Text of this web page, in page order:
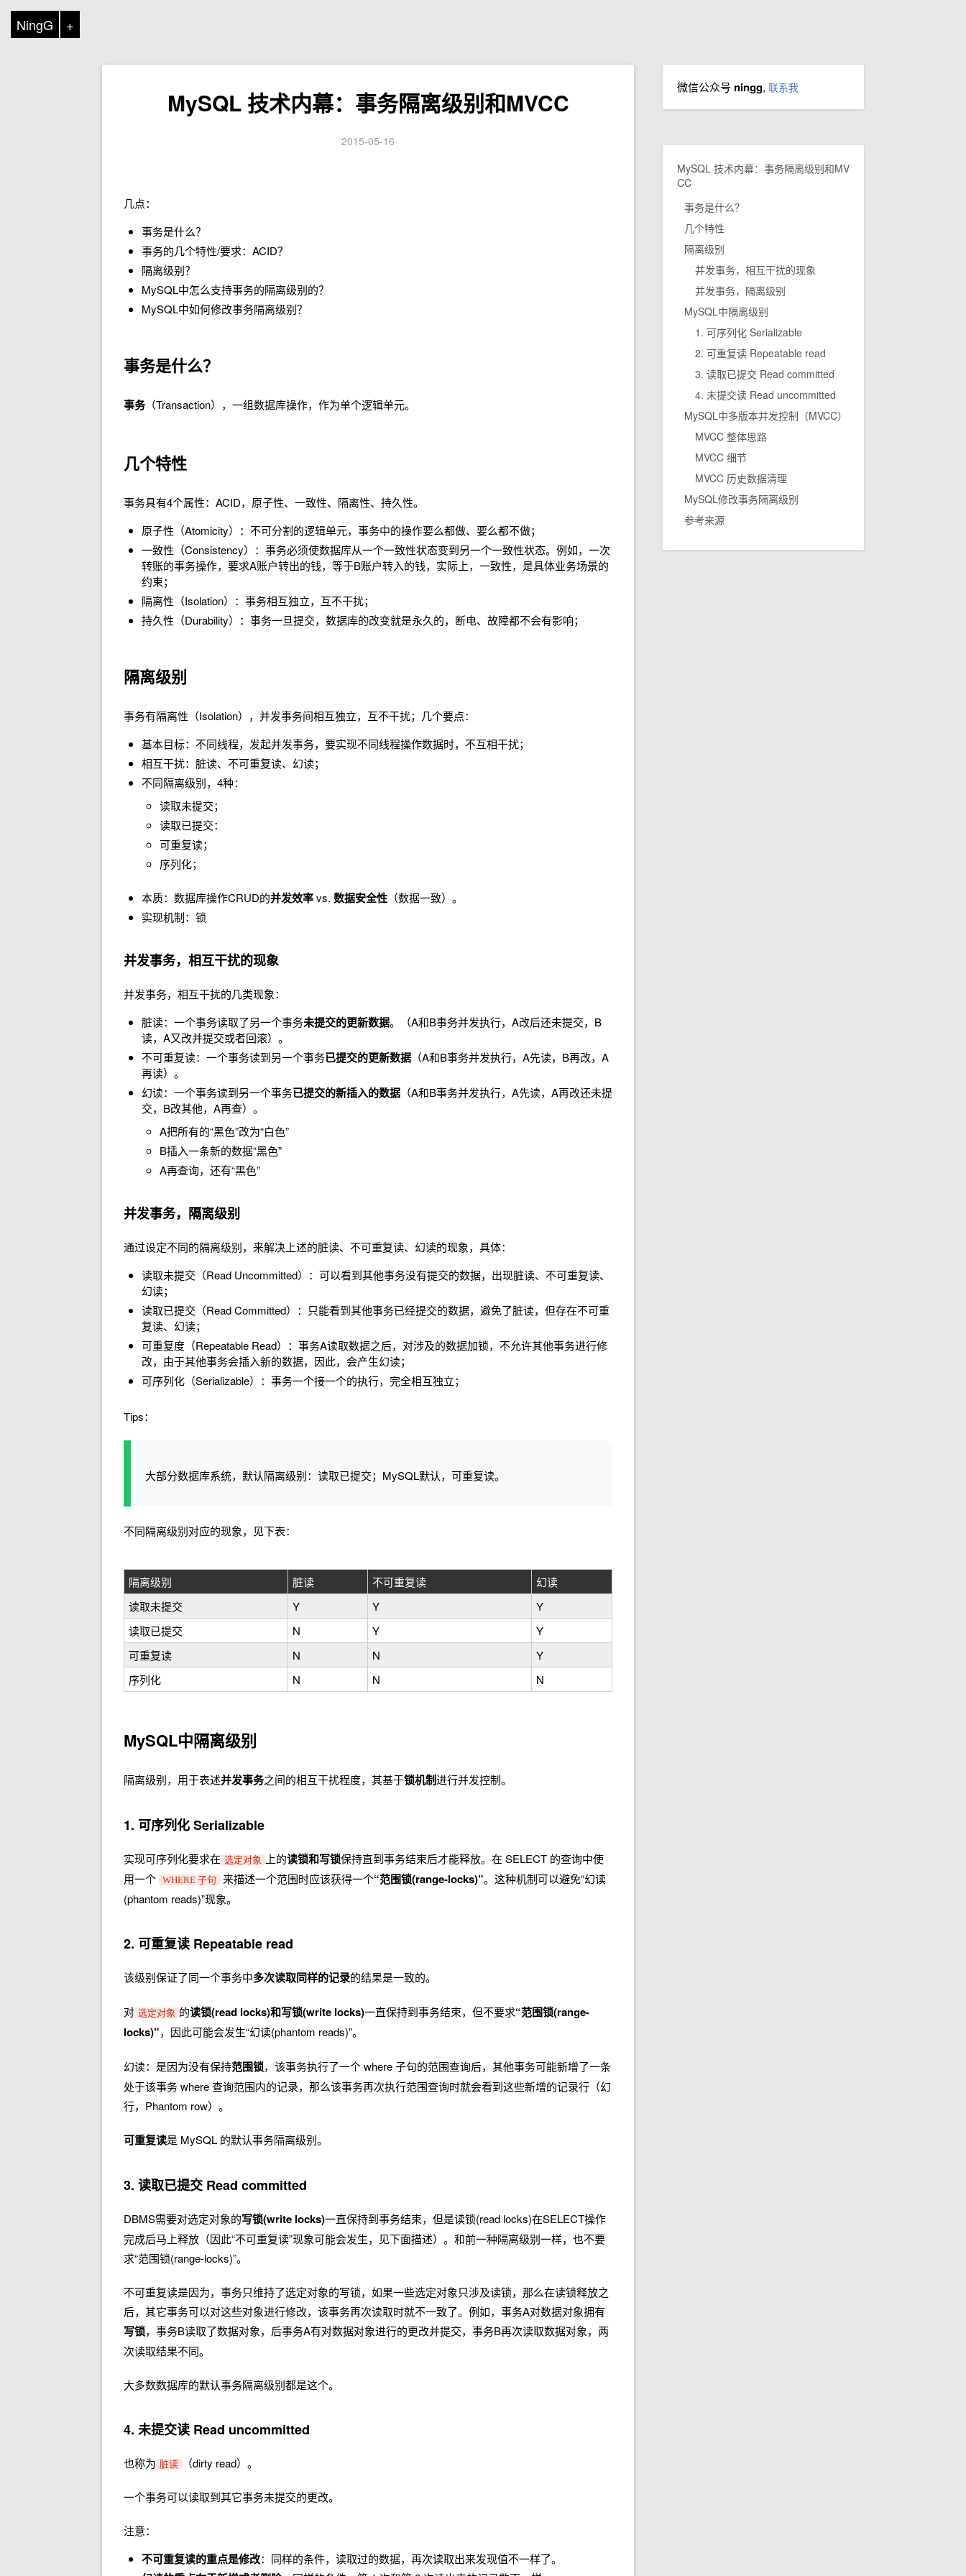
NingG +
MySQL 技术内幕：事务隔离级别和MVCC
2015-05-16
几点：
事务是什么？
事务的几个特性/要求：ACID？
隔离级别？
MySQL中怎么支持事务的隔离级别的？
MySQL中如何修改事务隔离级别？
事务是什么？
事务（Transaction），一组数据库操作，作为单个逻辑单元。
几个特性
事务具有4个属性：ACID，原子性、一致性、隔离性、持久性。
原子性（Atomicity）：不可分割的逻辑单元，事务中的操作要么都做、要么都不做；
一致性（Consistency）：事务必须使数据库从一个一致性状态变到另一个一致性状态。例如，一次
转账的事务操作，要求A账户转出的钱，等于B账户转入的钱，实际上，一致性，是具体业务场景的
约束；
隔离性（Isolation）：事务相互独立，互不干扰；
持久性（Durability）：事务一旦提交，数据库的改变就是永久的，断电、故障都不会有影响；
隔离级别
事务有隔离性（Isolation），并发事务间相互独立，互不干扰；几个要点：
基本目标：不同线程，发起并发事务，要实现不同线程操作数据时，不互相干扰；
相互干扰：脏读、不可重复读、幻读；
不同隔离级别，4种：
读取未提交；
读取已提交：
可重复读；
序列化；
本质：数据库操作CRUD的并发效率vs. 数据安全性 （数据一致）。
实现机制：锁
并发事务，相互干扰的现象
并发事务，相互干扰的几类现象：
脏读：一个事务读取了另一个事务未提交的更新数据。（A和B事务并发执行，A改后还未提交，B
读，A又改并提交或者回滚）。
不可重复读：一个事务读到另一个事务已提交的更新数据 （A和B事务并发执行，A先读，B再改，A
再读）。
幻读：一个事务读到另一个事务已提交的新插入的数据 （A和B事务并发执行，A先读，A再改还未提
交，B改其他，A再查）。
A把所有的“黑色”改为“白色”
B插入一条新的数据“黑色”
A再查询，还有“黑色”
并发事务，隔离级别
通过设定不同的隔离级别，来解决上述的脏读、不可重复读、幻读的现象，具体：
读取未提交（Read Uncommitted）：可以看到其他事务没有提交的数据，出现脏读、不可重复读、
幻读；
读取已提交（Read Committed）：只能看到其他事务已经提交的数据，避免了脏读，但存在不可重
复读、幻读；
可重复度（Repeatable Read）：事务A读取数据之后，对涉及的数据加锁，不允许其他事务进行修
改，由于其他事务会插入新的数据，因此，会产生幻读；
可序列化（Serializable）：事务一个接一个的执行，完全相互独立；
Tips：
大部分数据库系统，默认隔离级别：读取已提交；MySQL默认，可重复读。
不同隔离级别对应的现象，见下表：
隔离级别 脏读 不可重复读
幻读
读取未提交
Y Y
Y
读取已提交
N Y
Y
可重复读
N N
Y
序列化
N N N
MySQL中隔离级别
隔离级别，用于表述并发事务之间的相互干扰程度，其基于锁机制进行并发控制。
1. 可序列化 Serializable
实现可序列化要求在 选定对象 上的读锁和写锁保持直到事务结束后才能释放。在 SELECT 的查询中使
用一个 WHERE 子句 来描述一个范围时应该获得一个“范围锁(range-locks)”。这种机制可以避免“幻读
(phantom reads)”现象。
2. 可重复读 Repeatable read
该级别保证了同一个事务中多次读取同样的记录的结果是一致的。
对 选定对象 的读锁(read locks)和写锁(write locks)一直保持到事务结束，但不要求“范围锁(range-
locks)”，因此可能会发生“幻读(phantom reads)”。
幻读：是因为没有保持范围锁，该事务执行了一个 where 子句的范围查询后，其他事务可能新增了一条
处于该事务 where 查询范围内的记录，那么该事务再次执行范围查询时就会看到这些新增的记录行（幻
行，Phantom row）。
可重复读是 MySQL 的默认事务隔离级别。
3. 读取已提交 Read committed
DBMS需要对选定对象的写锁(write locks)一直保持到事务结束，但是读锁(read locks)在SELECT操作
完成后马上释放（因此“不可重复读”现象可能会发生，见下面描述）。和前一种隔离级别一样，也不要
求“范围锁(range-locks)”。
不可重复读是因为，事务只维持了选定对象的写锁，如果一些选定对象只涉及读锁，那么在读锁释放之
后，其它事务可以对这些对象进行修改，该事务再次读取时就不一致了。例如，事务A对数据对象拥有
写锁，事务B读取了数据对象，后事务A有对数据对象进行的更改并提交，事务B再次读取数据对象，两
次读取结果不同。
大多数数据库的默认事务隔离级别都是这个。
4. 未提交读 Read uncommitted
也称为 脏读 （dirty read）。
一个事务可以读取到其它事务未提交的更改。
注意：
不可重复读的重点是修改：同样的条件，读取过的数据，再次读取出来发现值不一样了。
微信公众号 ningg, 联系我
MySQL 技术内幕：事务隔离级别和MV
CC
事务是什么？
几个特性
隔离级别
并发事务，相互干扰的现象
并发事务，隔离级别
MySQL中隔离级别
1. 可序列化 Serializable
2. 可重复读 Repeatable read
3. 读取已提交 Read committed
4. 未提交读 Read uncommitted
MySQL中多版本并发控制（MVCC）
MVCC 整体思路
MVCC 细节
MVCC 历史数据清理
MySQL修改事务隔离级别
参考来源